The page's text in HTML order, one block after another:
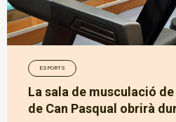
ESPORTS
La sala de musculació
de Can Pasqual obrirà